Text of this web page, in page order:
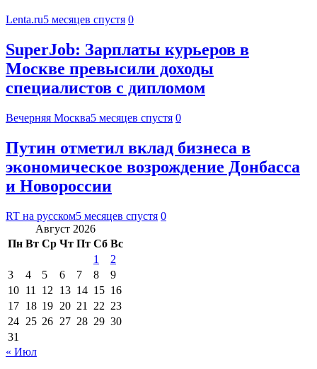
Lenta.ru5 месяцев спустя 0
SuperJob: Зарплаты курьеров в
Москве превысили доходы
специалистов с дипломом
Вечерняя Москва5 месяцев спустя 0
Путин отметил вклад бизнеса в
экономическое возрождение Донбасса
и Новороссии
RT на русском5 месяцев спустя 0
Август 2026
Пн Вт Ср Чт Пт Сб Вс
1
2
3
4 5 6 7 8
9
10 11 12 13 14 15 16
17 18 19 20 21 22 23
24 25 26 27 28 29 30
31
« Июл